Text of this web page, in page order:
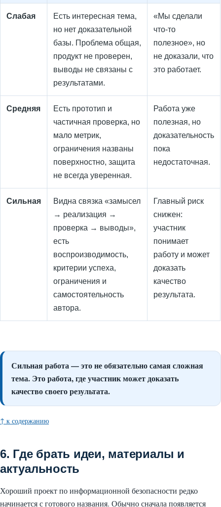
Слабая
Есть интересная тема,
но нет доказательной
базы. Проблема общая,
продукт не проверен,
выводы не связаны с
результатами.
«Мы сделали
что-то
полезное», но
не доказали, что
это работает.
Средняя
Есть прототип и
частичная проверка, но
мало метрик,
ограничения названы
поверхностно, защита
не всегда уверенная.
Работа уже
полезная, но
доказательность
пока
недостаточная.
Сильная
Видна связка «замысел
→ реализация →
проверка → выводы»,
есть
воспроизводимость,
критерии успеха,
ограничения и
самостоятельность
автора.
Главный риск
снижен:
участник
понимает
работу и может
доказать
качество
результата.
Сильная работа — это не обязательно самая сложная
тема. Это работа, где участник может доказать
качество своего результата.
↑ к содержанию
6. Где брать идеи, материалы и
актуальность
Хороший проект по информационной безопасности редко
начинается с готового названия. Обычно сначала появляется